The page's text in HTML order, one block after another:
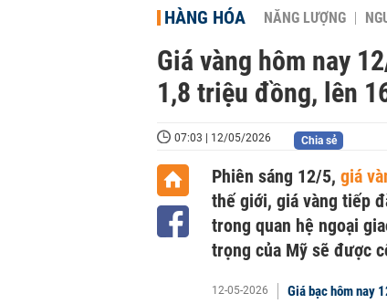
HÀNG HÓA NĂNG LƯỢNG
Giá vàng hôm nay
1,8 triệu đồng, lên
07:03 | 12/05/2026 Chia sẻ
Phiên sáng 12/5, giá
thế giới, giá vàng tiếp
trong quan hệ ngoại
trọng của Mỹ sẽ được
12-05-2026 Giá bạc hôm nay